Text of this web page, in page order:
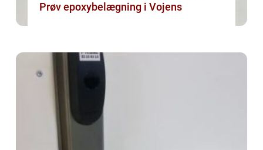
Prøv epoxybelægning i Vojens